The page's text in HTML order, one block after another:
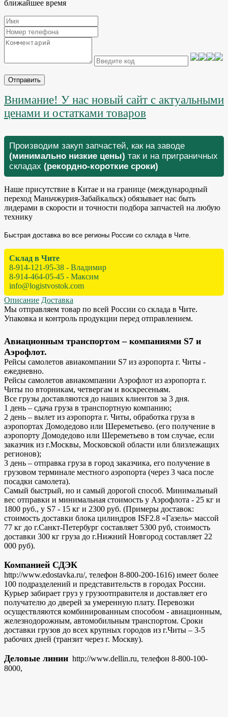
ближайшее время
Отправить
Внимание! У нас новый сайт с актуальными
ценами и остатками товаров
Производим закуп запчастей, как на заводе
(минимально низкие цены) так и на приграничных
складах (рекордно-короткие сроки)
Наше присутствие в Китае и на границе (международный
переход Маньчжурия-Забайкальск) обязывает нас быть
лидерами в скорости и точности подбора запчастей на любую
технику
Быстрая доставка во все регионы России со склада в Чите.
Склад в Чите
8-914-121-95-38 - Владимир
8-914-464-05-45 - Максим
info@logistvostok.com
Описание Доставка
Мы отправляем товар по всей России со склада в Чите.
Упаковка и контроль продукции перед отправлением.
Авиационным транспортом – компаниями S7 и
Аэрофлот.
Рейсы самолетов авиакомпании S7 из аэропорта г. Читы -
ежедневно.
Рейсы самолетов авиакомпании Аэрофлот из аэропорта г.
Читы по вторникам, четвергам и воскресеньям.
Все грузы доставляются до наших клиентов за 3 дня.
1 день – сдача груза в транспортную компанию;
2 день – вылет из аэропорта г. Читы, обработка груза в
аэропортах Домодедово или Шереметьево. (его получение в
аэропорту Домодедово или Шереметьево в том случае, если
заказчик из г.Москвы, Московской области или близлежащих
регионов);
3 день – отправка груза в город заказчика, его получение в
грузовом терминале местного аэропорта (через 3 часа после
посадки самолета).
Самый быстрый, но и самый дорогой способ. Минимальный
вес отправки и минимальная стоимость у Аэрофлота - 25 кг и
1800 руб., у S7 - 15 кг и 2300 руб. (Примеры доставок:
стоимость доставки блока цилиндров ISF2.8 «Газель» массой
77 кг до г.Санкт-Петербург составляет 5300 руб, стоимость
доставки 300 кг груза до г.Нижний Новгород составляет 22
000 руб).
Компанией СДЭК
http://www.edostavka.ru/, телефон 8-800-200-1616) имеет более
100 подразделений и представительств в городах России.
Курьер забирает груз у грузоотправителя и доставляет его
получателю до дверей за умеренную плату. Перевозки
осуществляются комбинированным способом - авиационным,
железнодорожным, автомобильным транспортом. Сроки
доставки грузов до всех крупных городов из г.Читы – 3-5
рабочих дней (транзит через г. Москву).
Деловые линии http://www.dellin.ru, телефон 8-800-100-
8000,